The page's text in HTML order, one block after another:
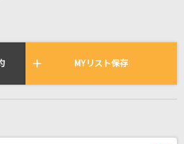
歌われている曲の一覧
MYリスト保存